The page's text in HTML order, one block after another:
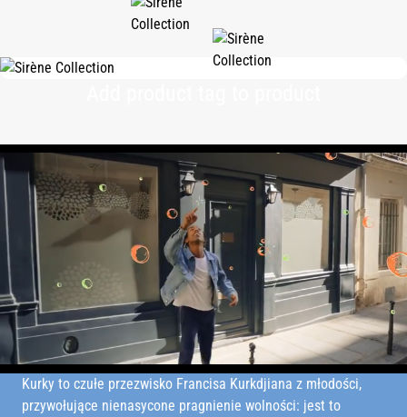
Kurky to czułe przezwisko Francisa Kurkdjiana z młodości,
przywołujące nienasycone pragnienie wolności: jest to